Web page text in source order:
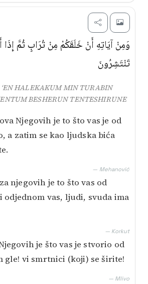
وَمِنْ آيَاتِهِ أَنْ خَلَقَكُمْ مِنْ تُرَابٍ ثُمَّ إِذَا
تَنْتَشِرُونَ
‘EN HALEKAKUM MIN TURABIN
BESHERUN TENTESHIRUNE
Njegovih je to što vas je od
a zatim se kao ljudska bića
— Mehanović
njegovih je to što vas od
odjednom vas, ljudi, svuda ima
— Korkut
je što vas je stvorio od
gle! vi smrtnici (koji) se širite!
— Mlivo